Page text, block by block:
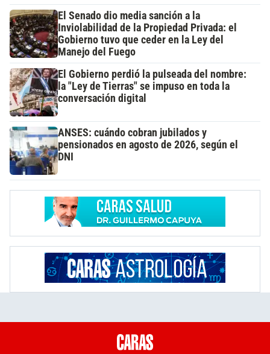
El Senado dio media sanción a la
Inviolabilidad de la Propiedad Privada: el
Gobierno tuvo que ceder en la Ley del
Manejo del Fuego
El Gobierno perdió la pulseada del nombre:
la "Ley de Tierras" se impuso en toda la
conversación digital
ANSES: cuándo cobran jubilados y
pensionados en agosto de 2026, según el
DNI